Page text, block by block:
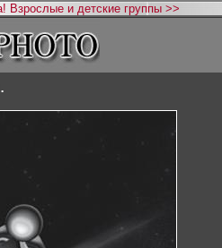
и детские группы >>